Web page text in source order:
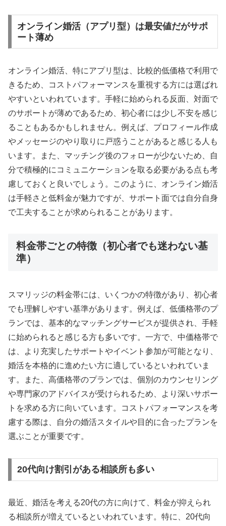
オンライン婚活（アプリ型）は最安値だがサポ
ート薄め
オンライン婚活、特にアプリ型は、比較的低価格で利用で
きるため、コストパフォーマンスを重視する方には選ばれ
やすいといわれています。手軽に始められる反面、対面で
のサポートが薄めであるため、初心者には少し不安を感じ
ることもあるかもしれません。例えば、プロフィール作成
やメッセージのやり取りに戸惑うことがあると感じる人も
います。また、マッチング後のフォローが少ないため、自
分で積極的にコミュニケーションを取る必要がある点も考
慮しておくと良いでしょう。このように、オンライン婚活
は手軽さと低料金が魅力ですが、サポート面では自分自身
で工夫することが求められることがあります。
料金帯ごとの特徴（初心者でも迷わない基
準）
スマリッジの料金帯には、いくつかの特徴があり、初心者
でも理解しやすい基準があります。例えば、低価格帯のプ
ランでは、基本的なマッチングサービスが提供され、手軽
に始められると感じる方も多いです。一方で、中価格帯で
は、より充実したサポートやイベント参加が可能となり、
婚活を本格的に進めたい方に適しているといわれていま
す。また、高価格帯のプランでは、個別のカウンセリング
や専門家のアドバイスが受けられるため、より深いサポー
トを求める方に向いています。コストパフォーマンスを考
慮する際は、自分の婚活スタイルや目的に合ったプランを
選ぶことが重要です。
20代向け割引がある相談所も多い
最近、婚活を考える20代の方に向けて、料金が抑えられ
る相談所が増えているといわれています。特に、20代向